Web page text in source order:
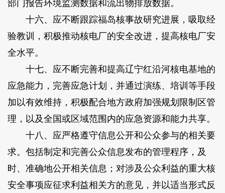
部门报告环境监测数据和流出物排放数据。
十六、应不断跟踪福岛核事故研究进展，吸取经
验教训，积极推动核电厂的安全改进，提高核电厂安
全水平。
十七、应不断完善和提高辽宁红沿河核电基地的
应急能力，完善应急计划，并通过演练、培训等手段
加以有效维持，积极配合地方政府加强规划限制区管
理，以及全国或区域范围内的应急资源和能力共享。
十八、应严格遵守信息公开和公众参与的相关要
求。包括制定和完善公众信息发布的管理程序，及
时、准确地公开相关信息；对涉及公众利益的重大核
安全事项应征求利益相关方的意见，并以适当形式反